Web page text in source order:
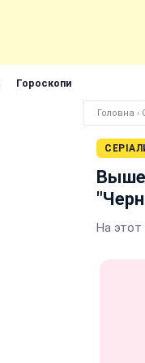
Гороскопи
Головна ›
На